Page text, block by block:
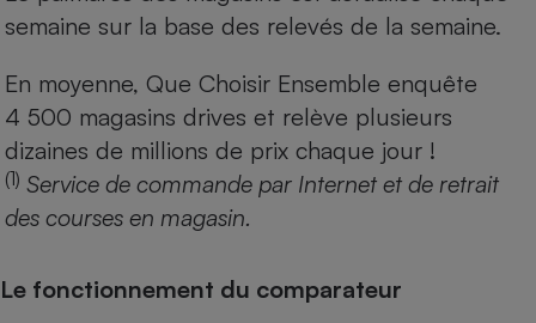
semaine sur la base des relevés de la semaine.
En moyenne, Que Choisir Ensemble enquête
4 500 magasins drives et relève plusieurs
dizaines de millions de prix chaque jour !
(1) Service de commande par Internet et de retrait
des courses en magasin.
Le fonctionnement du comparateur